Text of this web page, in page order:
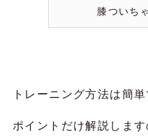
膝ついち
トレーニング方法は簡単
ポイントだけ解説しま